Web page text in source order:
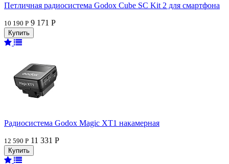
Петличная радиосистема Godox Cube SC Kit 2 для смартфона
10 190 Р 9 171 Р
Радиосистема Godox Magic XT1 накамерная
12 590 Р 11 331 Р